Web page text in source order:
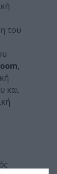
του
,
και